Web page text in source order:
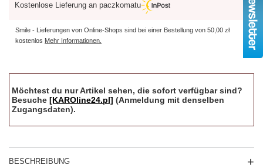
Kostenlose Lieferung an paczkomatu
Smile - Lieferungen von Online-Shops sind bei einer Bestellung von 50,00 zł
kostenlos Mehr Informationen.
Möchtest du nur Artikel sehen, die sofort verfügbar sind?
Besuche [KAROline24.pl] (Anmeldung mit denselben
Zugangsdaten).
BESCHREIBUNG